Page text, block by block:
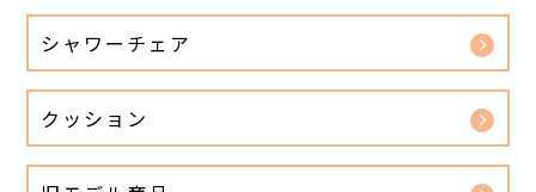
シャワーチェア
クッション